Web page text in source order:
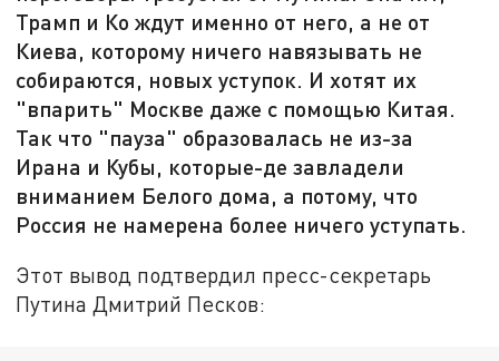
Трамп и Ко ждут именно от него, а не от
Киева, которому ничего навязывать не
собираются, новых уступок. И хотят их
"впарить" Москве даже с помощью Китая.
Так что "пауза" образовалась не из-за
Ирана и Кубы, которые-де завладели
вниманием Белого дома, а потому, что
Россия не намерена более ничего уступать.
Этот вывод подтвердил пресс-секретарь
Путина Дмитрий Песков: